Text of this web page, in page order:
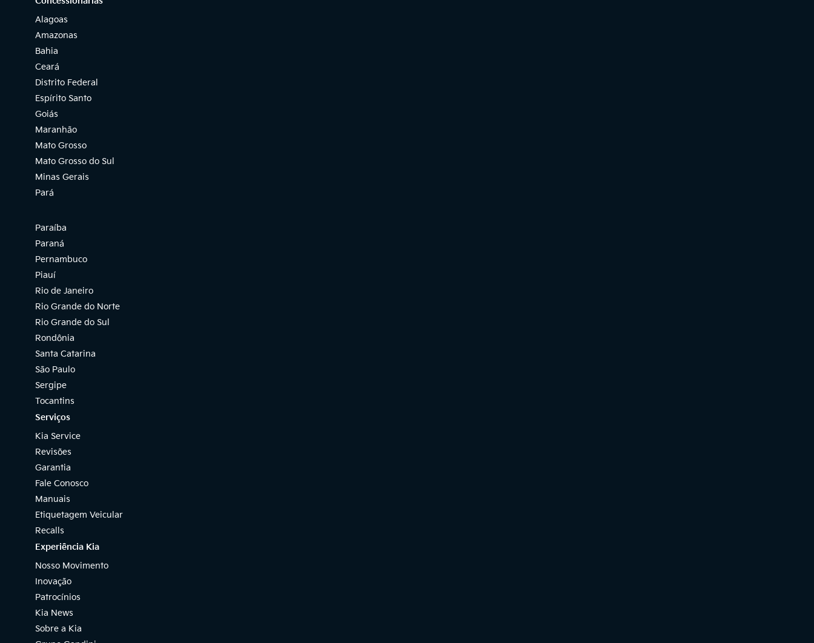
Alagoas
Amazonas
Bahia
Ceará
Distrito Federal
Espírito Santo
Goiás
Maranhão
Mato Grosso
Mato Grosso do Sul
Minas Gerais
Pará
Paraíba
Paraná
Pernambuco
Piauí
Rio de Janeiro
Rio Grande do Norte
Rio Grande do Sul
Rondônia
Santa Catarina
São Paulo
Sergipe
Tocantins
Serviços
Kia Service
Revisões
Garantia
Fale Conosco
Manuais
Etiquetagem Veicular
Recalls
Experiência Kia
Nosso Movimento
Inovação
Patrocínios
Kia News
Sobre a Kia